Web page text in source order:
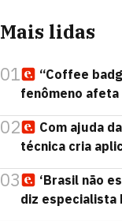
Mais lidas
01
“Coffee
fenômeno afeta
02
Com ajuda
técnica cria
03
‘Brasil não
diz especialista